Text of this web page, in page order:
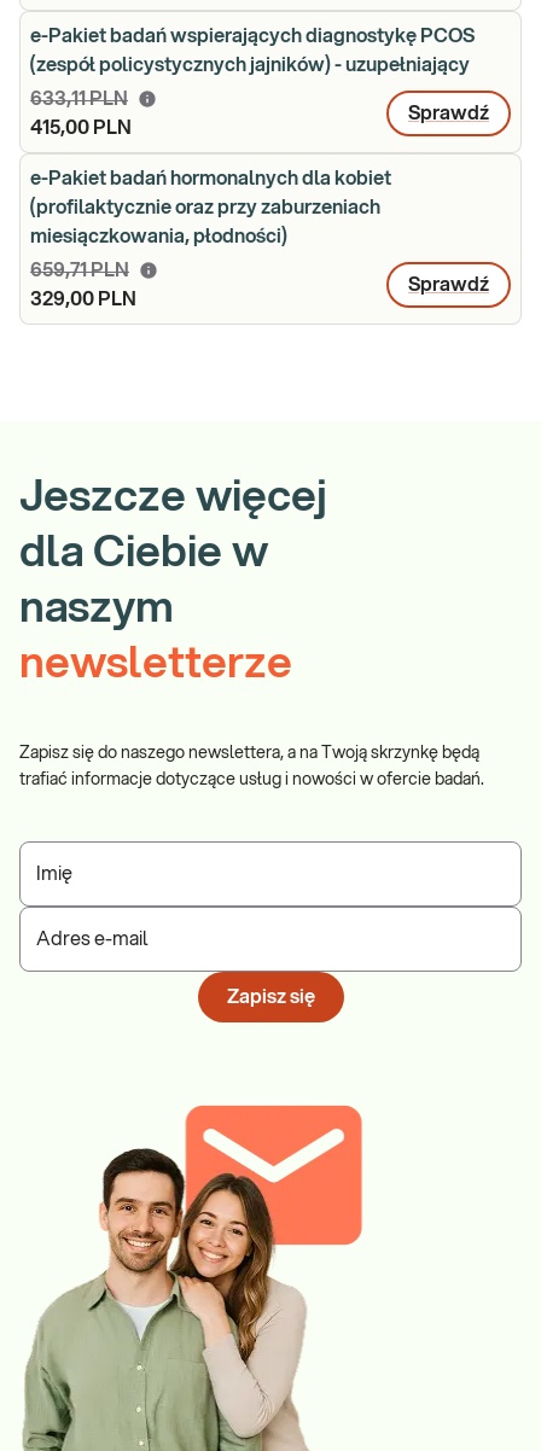
e-Pakiet badań wspierających diagnostykę PCOS
(zespół policystycznych jajników) - uzupełniający
633,11 PLN
415,00 PLN
Sprawdź
e-Pakiet badań hormonalnych dla kobiet
(profilaktycznie oraz przy zaburzeniach
miesiączkowania, płodności)
659,71 PLN
329,00 PLN
Sprawdź
Jeszcze więcej
dla Ciebie w
naszym
newsletterze
Zapisz się do naszego newslettera, a na Twoją skrzynkę będą
trafiać informacje dotyczące usług i nowości w ofercie badań.
Imię
Adres e-mail
Zapisz się